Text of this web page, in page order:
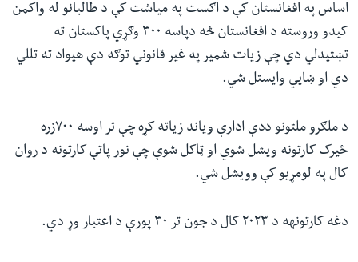
اساس په افغانستان کې د اګست په میاشت کې د طالبانو له واکمن
کیدو وروسته د افغانستان څه دپاسه ۳۰۰ وګړي پاکستان ته
تښتیدلي دي چې زیات شمیر په غیر قانوني توګه دې هیواد ته تللي
دي او ښایي وایستل شي.
د ملګرو ملتونو ددې ادارې ویاند زیاته کړه چې تر اوسه ۷۰۰زره
ځیرک کارتونه ویشل شوي او ټاکل شوې چې نور پاتې کارتونه د روان
کال په لومړیو کې وویشل شي.
دغه کارتونهه د ۲۰۲۳ کال د جون تر ۳۰ پورې د اعتبار وړ دي.